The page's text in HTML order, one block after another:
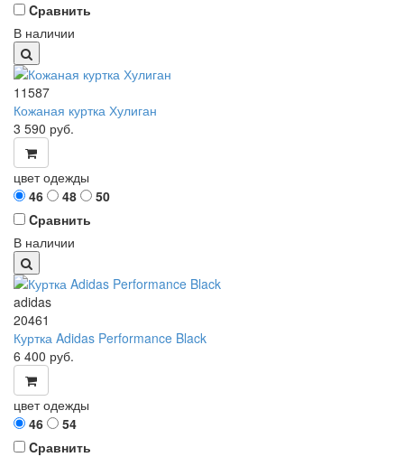
Cравнить
В наличии
11587
Кожаная куртка Хулиган
3 590 руб.
цвет одежды
46
48
50
Cравнить
В наличии
adidas
20461
Куртка Adidas Performance Black
6 400 руб.
цвет одежды
46
54
Cравнить